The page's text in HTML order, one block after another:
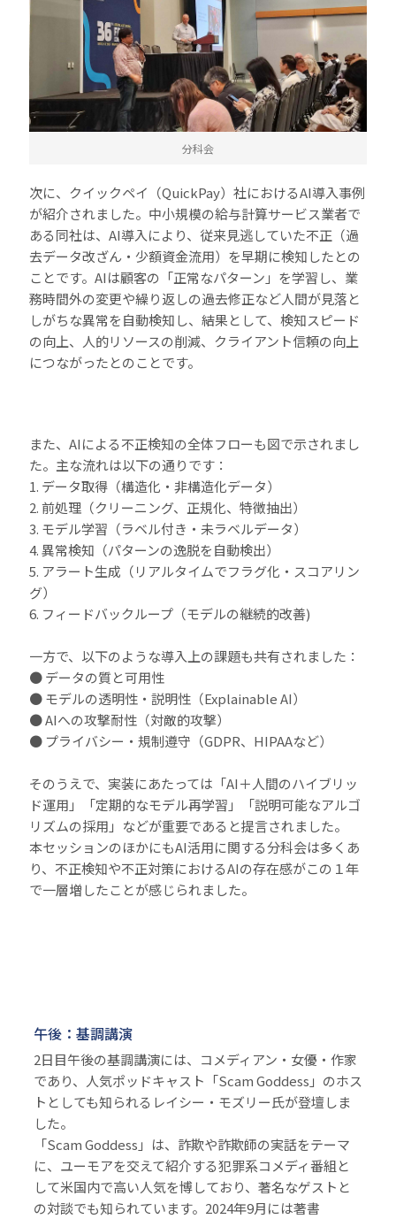
分科会
次に、クイックペイ（QuickPay）社におけるAI導入事例
が紹介されました。中小規模の給与計算サービス業者で
ある同社は、AI導入により、従来見逃していた不正（過
去データ改ざん・少額資金流用）を早期に検知したとの
ことです。AIは顧客の「正常なパターン」を学習し、業
務時間外の変更や繰り返しの過去修正など人間が見落と
しがちな異常を自動検知し、結果として、検知スピード
の向上、人的リソースの削減、クライアント信頼の向上
につながったとのことです。
また、AIによる不正検知の全体フローも図で示されまし
た。主な流れは以下の通りです：
1. データ取得（構造化・非構造化データ）
2. 前処理（クリーニング、正規化、特徴抽出）
3. モデル学習（ラベル付き・未ラベルデータ）
4. 異常検知（パターンの逸脱を自動検出）
5. アラート生成（リアルタイムでフラグ化・スコアリン
グ）
6. フィードバックループ（モデルの継続的改善)
一方で、以下のような導入上の課題も共有されました：
● データの質と可用性
● モデルの透明性・説明性（Explainable AI）
● AIへの攻撃耐性（対敵的攻撃）
● プライバシー・規制遵守（GDPR、HIPAAなど）
そのうえで、実装にあたっては「AI＋人間のハイブリッ
ド運用」「定期的なモデル再学習」「説明可能なアルゴ
リズムの採用」などが重要であると提言されました。
本セッションのほかにもAI活用に関する分科会は多くあ
り、不正検知や不正対策におけるAIの存在感がこの１年
で一層増したことが感じられました。
午後：基調講演
2日目午後の基調講演には、コメディアン・女優・作家
であり、人気ポッドキャスト「Scam Goddess」のホス
トとしても知られるレイシー・モズリー氏が登壇しま
した。
「Scam Goddess」は、詐欺や詐欺師の実話をテーマ
に、ユーモアを交えて紹介する犯罪系コメディ番組と
して米国内で高い人気を博しており、著名なゲストと
の対談でも知られています。2024年9月には著書